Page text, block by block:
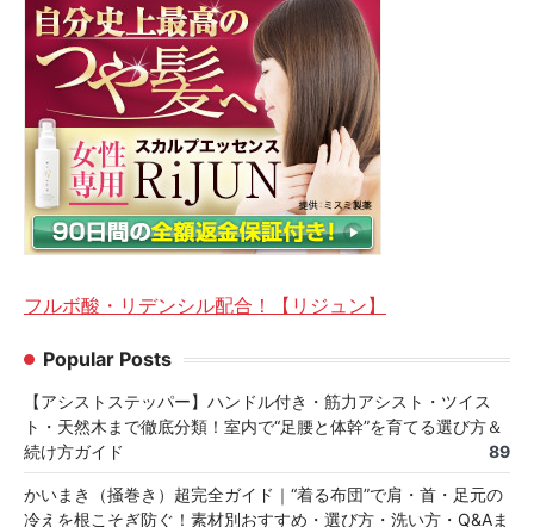
フルボ酸・リデンシル配合！【リジュン】
Popular Posts
【アシストステッパー】ハンドル付き・筋力アシスト・ツイス
ト・天然木まで徹底分類！室内で“足腰と体幹”を育てる選び方＆
続け方ガイド
89
かいまき（掻巻き）超完全ガイド｜“着る布団”で肩・首・足元の
冷えを根こそぎ防ぐ！素材別おすすめ・選び方・洗い方・Q&Aま